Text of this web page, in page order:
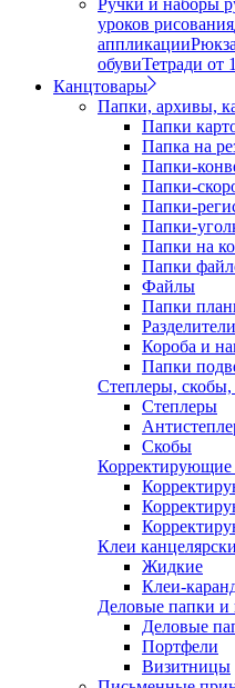
Ручки и наборы
уроков рисования
аппликации
обувиТетради от
Канцтовары
Папки, архивы,
Папки
Папка на
Папки-
Папки-
Папки-
Папки-
Папки на
Папки
Файлы
Папки
Короба и
Папки
Степлеры, скобы,
Степлеры
Скобы
Корректирующие
Клеи
Жидкие
Клеи-
Деловые папки и
Деловые
Портфели
Визитницы